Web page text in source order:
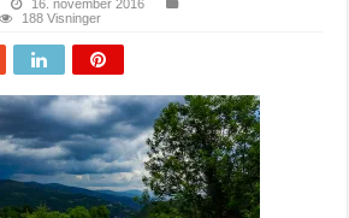
16. november 2016
188 Visninger